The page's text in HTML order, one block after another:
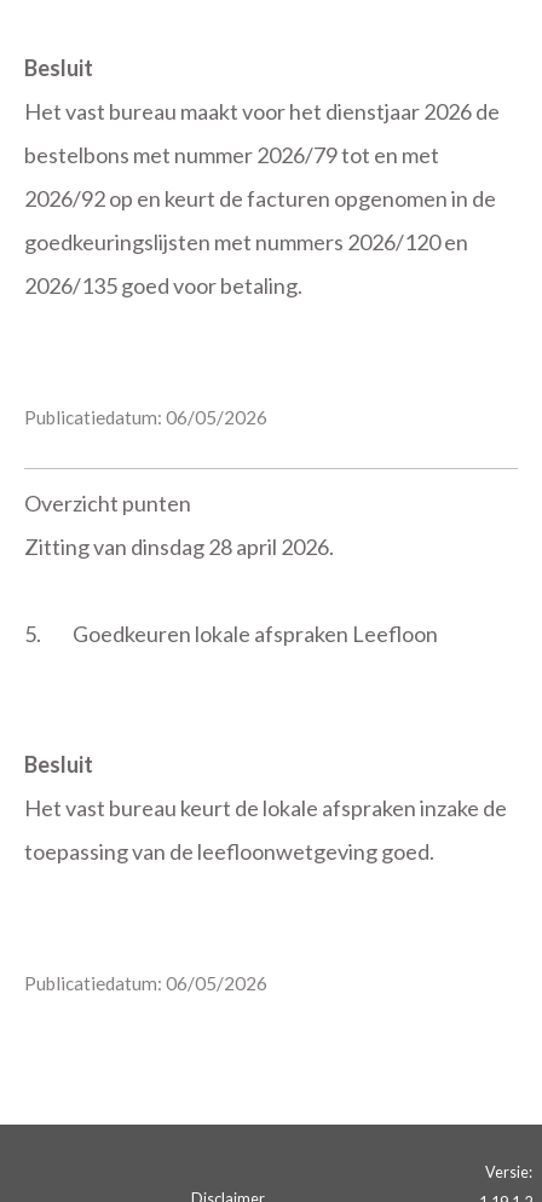
Besluit
Het vast bureau maakt voor het dienstjaar 2026 de
bestelbons met nummer 2026/79 tot en met
2026/92 op en keurt de facturen opgenomen in de
goedkeuringslijsten met nummers 2026/120 en
2026/135 goed voor betaling.
Publicatiedatum: 06/05/2026
Overzicht punten
Zitting van dinsdag 28 april 2026.
5. Goedkeuren lokale afspraken Leefloon
Besluit
Het vast bureau keurt de lokale afspraken inzake de
toepassing van de leefloonwetgeving goed.
Publicatiedatum: 06/05/2026
Versie: